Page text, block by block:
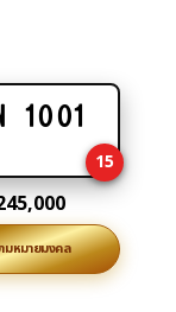
Add
cart
1001
15
มหมายมงคล